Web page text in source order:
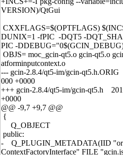
VERSION)/QtGui
CXXFLAGS=$(OPTFLAGS)
DUNIX=1 -fPIC -DQT5 -
PIC -
OBJS= moc_gcin-qt5.o gcin-qt5.o
atforminputcontext.o
--- gcin-2.8.4/qt5-im/gcin-
000 +0000
+++ gcin-2.8.4/qt5-im/gcin-qt5.h
+0000
@@ -9,7 +9,7 @@
{
Q_OBJECT
public:
- Q_PLUGIN_METADATA(IID
ContextFactoryInterface" FILE